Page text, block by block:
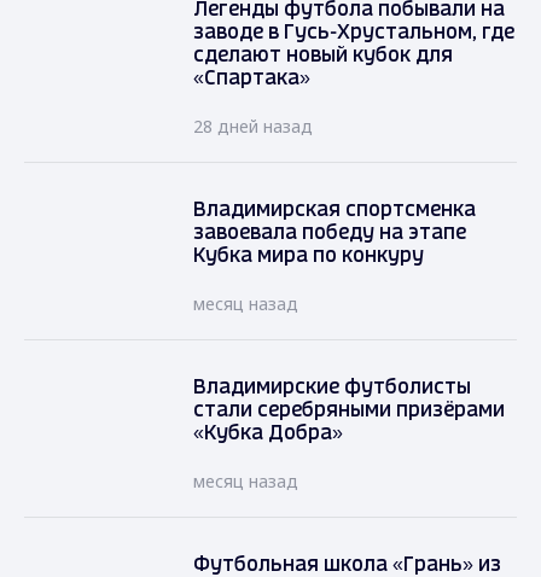
Легенды футбола побывали на
заводе в Гусь-Хрустальном, где
сделают новый кубок для
«Спартака»
28 дней назад
Владимирская спортсменка
завоевала победу на этапе
Кубка мира по конкуру
месяц назад
Владимирские футболисты
стали серебряными призёрами
«Кубка Добра»
месяц назад
Футбольная школа «Грань» из